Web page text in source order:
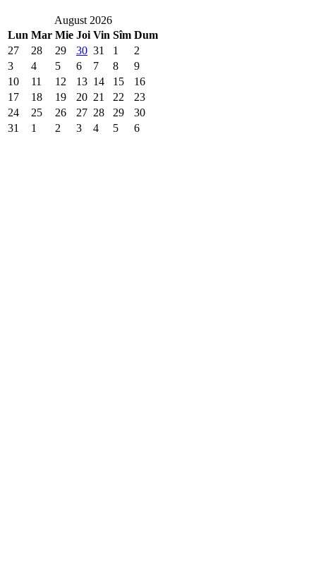
August 2026
Lun Mar Mie Joi Vin Sîm Dum
27
28 29 30 31 1
2
3
4 5 6 7 8
9
10
11 12 13 14 15
16
17
18 19 20 21 22
23
24
25 26 27 28 29
30
31
1 2 3 4 5 6